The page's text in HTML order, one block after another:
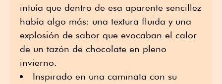
intuía que dentro de esa aparente sencillez
había algo más: una textura fluida y una
explosión de sabor que evocaban el calor
de un tazón de chocolate en pleno
invierno.
Inspirado en una caminata con su